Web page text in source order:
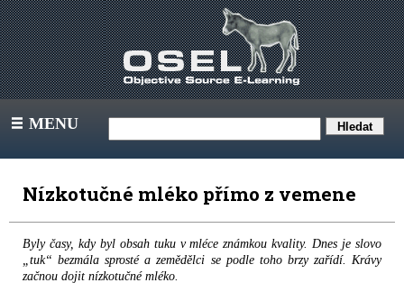
III MENU
Nízkotučné mléko přímo z vemene
Byly časy, kdy byl obsah tuku v mléce známkou kvality. Dnes je slovo
„tuk“ bezmála sprosté a zemědělci se podle toho brzy zařídí. Krávy
začnou dojit nízkotučné mléko.